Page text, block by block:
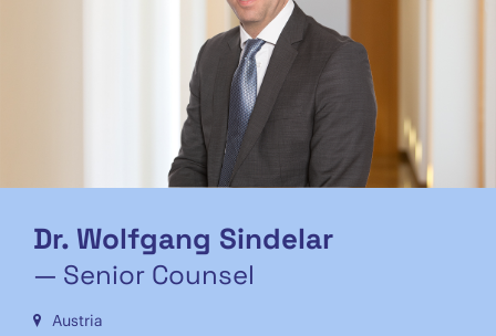
Dr. Wolfgang Sindelar
— Senior Counsel
Austria